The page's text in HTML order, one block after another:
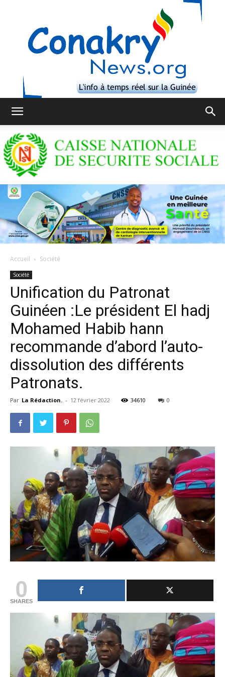
Accueil Société
Société
Unification du Patronat
Guinéen :Le président El hadj
Mohamed Habib hann
recommande d’abord l’auto-
dissolution des différents
Patronats.
Par La Rédaction. - 12 février 2022 34610 0
0
SHARES